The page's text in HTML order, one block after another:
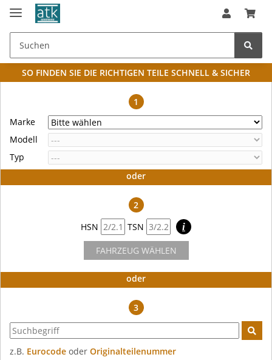
SO FINDEN SIE DIE RICHTIGEN TEILE SCHNELL & SICHER
1
Marke
Modell
Typ
oder
2
HSN
TSN i
FAHRZEUG WÄHLEN
oder
3
z.B. Eurocode oder Originalteilenummer